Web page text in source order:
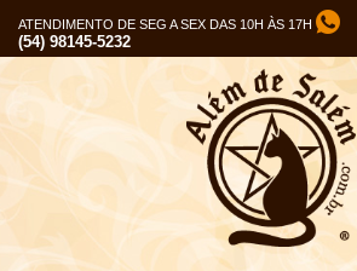
ATENDIMENTO DE SEG A SEX DAS 10H ÀS 17H
(54) 98145-5232